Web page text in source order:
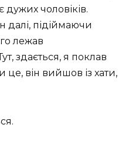
дужих чоловіків.
далі, підіймаючи
лежав
здається, я поклав
це, він вийшов із хати,